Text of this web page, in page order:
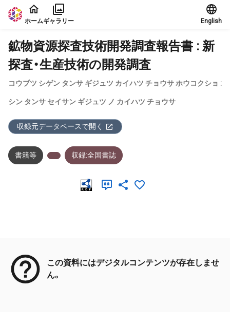
本文に飛ぶ
ホームギャラリー English
鉱物資源探査技術開発調査報告書 : 新
探査・生産技術の開発調査
コウブツ シゲン タンサ ギジュツ カイハツ チョウサ ホウコクショ :
シン タンサ セイサン ギジュツ ノ カイハツ チョウサ
収録元データベースで開く
書籍等 収録:全国書誌
この資料にはデジタルコンテンツが存在しませ
ん。